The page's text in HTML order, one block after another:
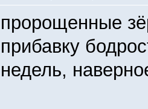
пророщенные
прибавку
недель,